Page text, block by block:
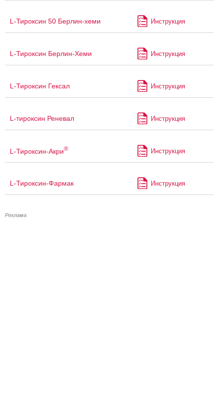
L-Тироксин 50 Берлин-хеми Инструкция
L-Тироксин Берлин-Хеми Инструкция
L-Тироксин Гексал Инструкция
L-тироксин Реневал Инструкция
L-Тироксин-Акри® Инструкция
L-Тироксин-Фармак Инструкция
Реклама